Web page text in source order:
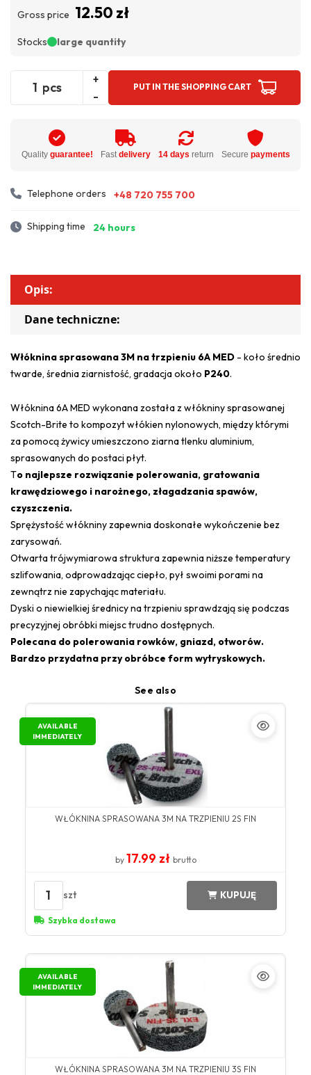
Gross price 12.50 zł
Stocks large quantity
pcs
+
-
PUT IN THE SHOPPING CART
Quality guarantee! Fast delivery 14 days return Secure payments
Telephone orders +48 720 755 700
Shipping time 24 hours
Opis:
Dane techniczne:
Włóknina sprasowana 3M na trzpieniu 6A MED - koło średnio
twarde, średnia ziarnistość, gradacja około P240.
Włóknina 6A MED wykonana została z włókniny sprasowanej
Scotch-Brite to kompozyt włókien nylonowych, między którymi
za pomocą żywicy umieszczono ziarna tlenku aluminium,
sprasowanych do postaci płyt.
To najlepsze rozwiązanie polerowania, gratowania
krawędziowego i narożnego, złagadzania spawów,
czyszczenia.
Sprężystość włókniny zapewnia doskonałe wykończenie bez
zarysowań.
Otwarta trójwymiarowa struktura zapewnia niższe temperatury
szlifowania, odprowadzając ciepło, pył swoimi porami na
zewnątrz nie zapychając materiału.
Dyski o niewielkiej średnicy na trzpieniu sprawdzają się podczas
precyzyjnej obróbki miejsc trudno dostępnych.
Polecana do polerowania rowków, gniazd, otworów.
Bardzo przydatna przy obróbce form wytryskowych.
See also
AVAILABLE
IMMEDIATELY
WŁÓKNINA SPRASOWANA 3M NA TRZPIENIU 2S FIN
by 17.99 zł brutto
1 szt KUPUJĘ
Szybka dostawa
AVAILABLE
IMMEDIATELY
WŁÓKNINA SPRASOWANA 3M NA TRZPIENIU 3S FIN